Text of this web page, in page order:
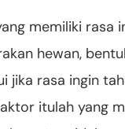
memiliki rasa
hewan,
jika rasa ingin
itulah yang